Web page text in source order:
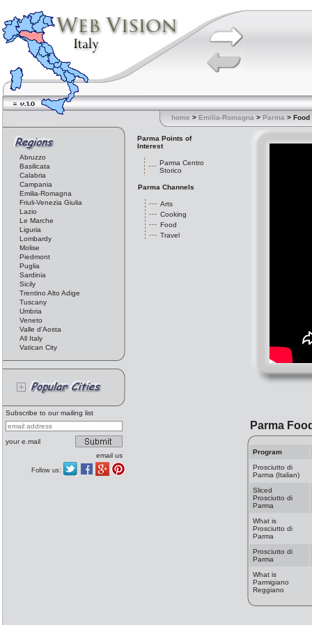
home > Emilia-Romagna > Parma > Food
Abruzzo
Basilicata
Calabria
Campania
Emilia-Romagna
Friuli-Venezia Giulia
Lazio
Le Marche
Liguria
Lombardy
Molise
Piedmont
Puglia
Sardinia
Sicily
Trentino Alto Adige
Tuscany
Umbria
Veneto
Valle d'Aosta
All Italy
Vatican City
Subscribe to our mailing list
your e.mail
email us
Follow us:
Parma Points of
Interest
Parma Centro
Storico
Parma Channels
Arts
Cooking
Food
Travel
Parma
Program
Prosciutto di
Parma (Italian)
Sliced
Prosciutto di
Parma
What is
Prosciutto di
Parma
Prosciutto di
Parma
What is
Parmigiano
Reggiano